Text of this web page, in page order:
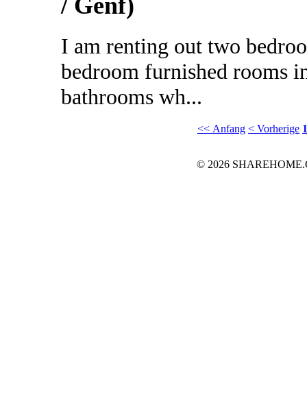
/ Genf)
I am renting out two
bedroom furnished rooms
bathrooms wh...
<< Anfang < Vorherige 1
© 2026